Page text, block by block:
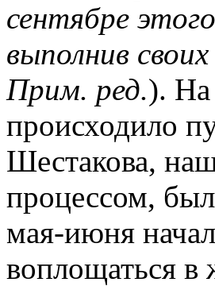
сентябре
выполнив
Прим. ред.). На
происходило
Шестакова,
процессом,
мая-июня
воплощаться в